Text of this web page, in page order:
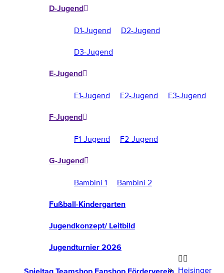
D-Jugend
D1-Jugend
D2-Jugend
D3-Jugend
E-Jugend
E1-Jugend E2-Jugend E3-Jugend
F-Jugend
F1-Jugend F2-Jugend
G-Jugend
Bambini 1 Bambini 2
Fußball-Kindergarten
Jugendkonzept/ Leitbild
Jugendturnier 2026
Spieltag Teamshop Fanshop Förderverein Heisinger